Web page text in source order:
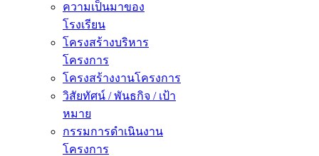
ความเป็นมาของ
โรงเรียน
โครงสร้างบริหาร
โครงการ
โครงสร้างงานโครงการ
วิสัยทัศน์ / พันธกิจ / เป้า
หมาย
กรรมการดำเนินงาน
โครงการ